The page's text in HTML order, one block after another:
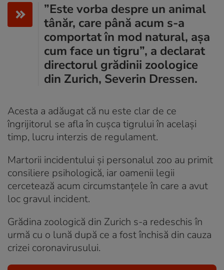
”Este vorba despre un animal
tânăr, care până acum s-a
comportat în mod natural, așa
cum face un tigru”, a declarat
directorul grădinii zoologice
din Zurich, Severin Dressen.
Acesta a adăugat că nu este clar de ce
îngrijitorul se afla în cușca tigrului în același
timp, lucru interzis de regulament.
Martorii incidentului și personalul zoo au primit
consiliere psihologică, iar oamenii legii
cercetează acum circumstanțele în care a avut
loc gravul incident.
Grădina zoologică din Zurich s-a redeschis în
urmă cu o lună după ce a fost închisă din cauza
crizei coronavirusului.